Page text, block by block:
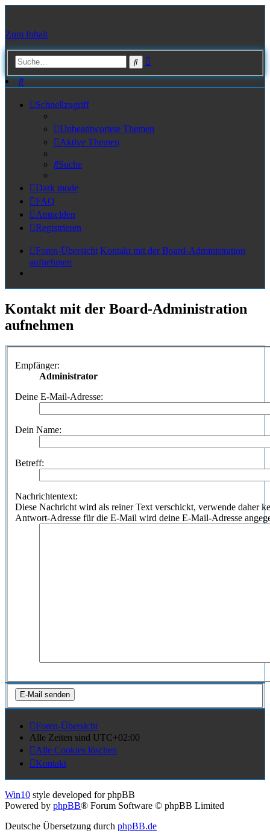
Zum Inhalt
Suche
Suche
Schnellzugriff
Unbeantwortete Themen
Aktive Themen
Suche
Dark mode
FAQ
Anmelden
Registrieren
Foren-Übersicht Kontakt mit der Board-Administration
aufnehmen
Kontakt mit der Board-Administration
aufnehmen
Empfänger:
Administrator
Deine E-Mail-Adresse:
Dein Name:
Betreff:
Nachrichtentext:
Diese Nachricht wird als reiner Text verschickt, verwende daher
Antwort-Adresse für die E-Mail wird deine E-Mail-Adresse
Foren-Übersicht
Alle Zeiten sind UTC+02:00
Alle Cookies löschen
Kontakt
Win10 style developed for phpBB
Powered by phpBB® Forum Software © phpBB Limited
Deutsche Übersetzung durch phpBB.de